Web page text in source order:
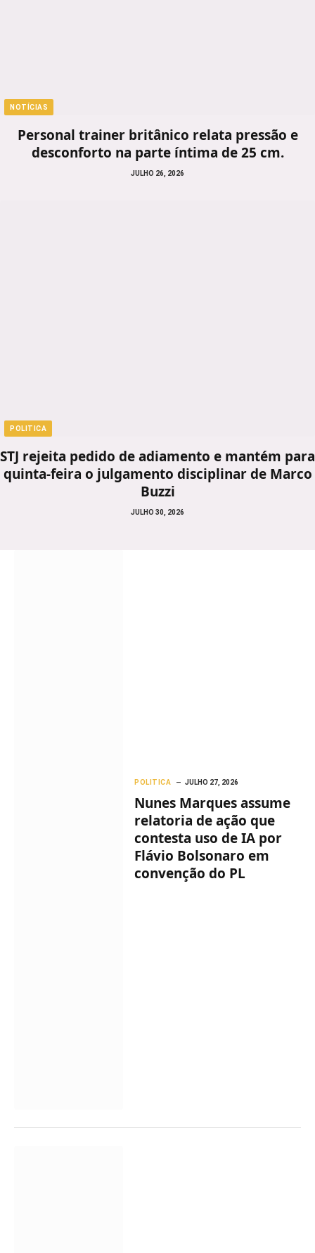
NOTÍCIAS
Personal trainer britânico relata pressão e
desconforto na parte íntima de 25 cm.
JULHO 26, 2026
POLITICA
STJ rejeita pedido de adiamento e mantém para
quinta-feira o julgamento disciplinar de Marco
Buzzi
JULHO 30, 2026
POLITICA JULHO 27, 2026
Nunes Marques assume
relatoria de ação que
contesta uso de IA por
Flávio Bolsonaro em
convenção do PL